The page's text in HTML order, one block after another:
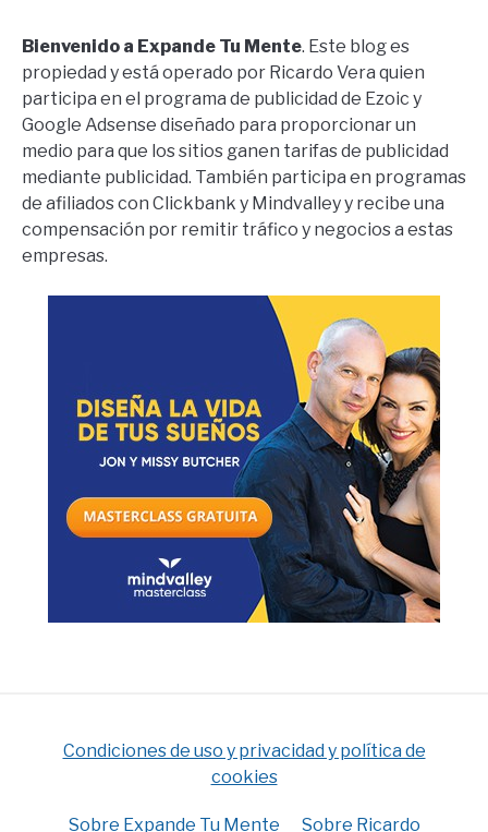
Bienvenido a Expande Tu Mente. Este blog es
propiedad y está operado por Ricardo Vera quien
participa en el programa de publicidad de Ezoic y
Google Adsense diseñado para proporcionar un
medio para que los sitios ganen tarifas de publicidad
mediante publicidad. También participa en programas
de afiliados con Clickbank y Mindvalley y recibe una
compensación por remitir tráfico y negocios a estas
empresas.
Condiciones de uso y privacidad y política de
cookies
Sobre Expande Tu Mente Sobre Ricardo